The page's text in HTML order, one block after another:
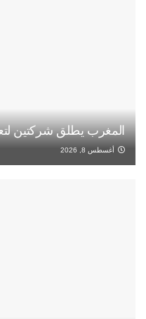
المغرب يطلق شركتين
أغسطس 8, 2026